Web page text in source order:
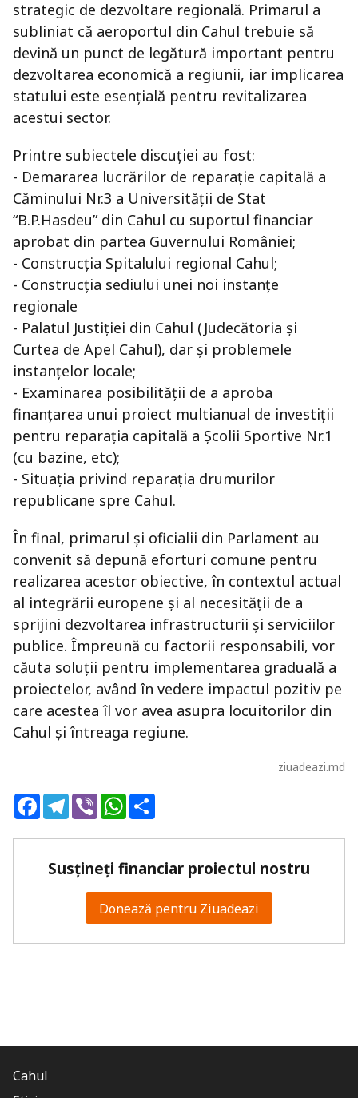
strategic de dezvoltare regională. Primarul a
subliniat că aeroportul din Cahul trebuie să
devină un punct de legătură important pentru
dezvoltarea economică a regiunii, iar implicarea
statului este esențială pentru revitalizarea
acestui sector.
Printre subiectele discuției au fost:
- Demararea lucrărilor de reparație capitală a
Căminului Nr.3 a Universității de Stat
“B.P.Hasdeu” din Cahul cu suportul financiar
aprobat din partea Guvernului României;
- Construcția Spitalului regional Cahul;
- Construcția sediului unei noi instanțe
regionale
- Palatul Justiției din Cahul (Judecătoria și
Curtea de Apel Cahul), dar și problemele
instanțelor locale;
- Examinarea posibilității de a aproba
finanțarea unui proiect multianual de investiții
pentru reparația capitală a Școlii Sportive Nr.1
(cu bazine, etc);
- Situația privind reparația drumurilor
republicane spre Cahul.
În final, primarul și oficialii din Parlament au
convenit să depună eforturi comune pentru
realizarea acestor obiective, în contextul actual
al integrării europene și al necesității de a
sprijini dezvoltarea infrastructurii și serviciilor
publice. Împreună cu factorii responsabili, vor
căuta soluții pentru implementarea graduală a
proiectelor, având în vedere impactul pozitiv pe
care acestea îl vor avea asupra locuitorilor din
Cahul și întreaga regiune.
ziuadeazi.md
FacebookTelegram
ViberWhatsApp
Susțineți financiar proiectul nostru
Donează pentru Ziuadeazi
Cahul